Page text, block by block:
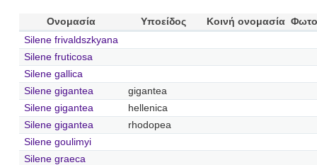
Ονομασία Υποείδος Κοινή ονομασία
Silene frivaldszkyana
Silene fruticosa
Silene gallica
Silene gigantea
gigantea
Silene gigantea
hellenica
Silene gigantea
rhodopea
Silene goulimyi
Silene graeca